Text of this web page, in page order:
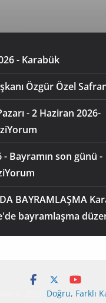
- Karabük
Özgür Özel
- 2 Haziran 2026-
- Bayramın son günü -
BAYRAMLAŞMA
bayramlaşma
Doğru, Farklı